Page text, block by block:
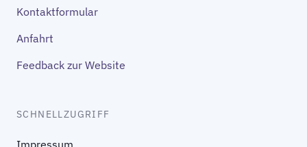
Kontaktformular
Anfahrt
Feedback zur Website
SCHNELLZUGRIFF
Impressum